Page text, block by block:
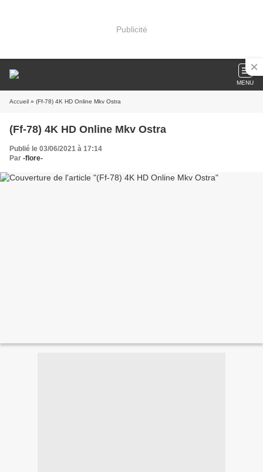
Publicité
MENU
Accueil » (Ff-78) 4K HD Online Mkv Ostra
(Ff-78) 4K HD Online Mkv Ostra
Publié le 03/06/2021 à 17:14
Par -flore-